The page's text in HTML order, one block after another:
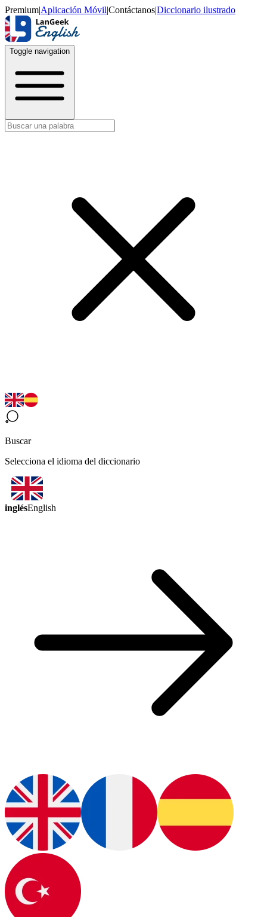
Premium|Aplicación Móvil|Contáctanos|Diccionario ilustrado
Toggle navigation
Buscar
Selecciona el idioma del diccionario
inglésEnglish